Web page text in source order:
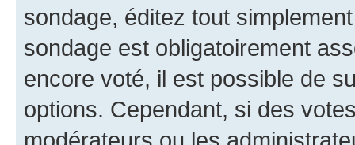
sondage, éditez tout
sondage est obligatoirement
encore voté, il est possible de
options. Cependant, si des